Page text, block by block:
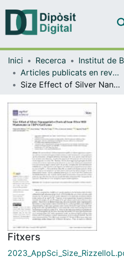
Inici Recerca
Articles publicats en revistes (Institut de Bioenginyeria de Catalunya (IBEC))
Size Effect of Silver Nanoparticles Derived from Olive Mill Wastewater in THP-1 Cell Lines
Fitxers